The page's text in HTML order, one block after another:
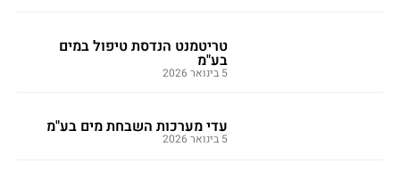
טריטמנט הנדסת טיפול במים
בע"מ
5 בינואר 2026
עדי מערכות השבחת מים בע"מ
5 בינואר 2026